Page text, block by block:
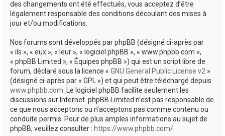
des changements ont été effectués, vous acceptez d’être
légalement responsable des conditions découlant des mises à
jour et/ou modifications.
Nos forums sont développés par phpBB (désigné ci-après par
« ils », « eux », « leur », « logiciel phpBB », « www.phpbb.com »,
« phpBB Limited », « Équipes phpBB ») qui est un script libre de
forum, déclaré sous la licence « GNU General Public License v2 »
(désigné ci-après par « GPL ») et qui peut être téléchargé depuis
www.phpbb.com . Le logiciel phpBB facilite seulement les
discussions sur Internet. phpBB Limited n’est pas responsable de
ce que nous acceptons ou n’acceptons pas comme contenu ou
conduite permis. Pour de plus amples informations au sujet de
phpBB, veuillez consulter : https://www.phpbb.com/